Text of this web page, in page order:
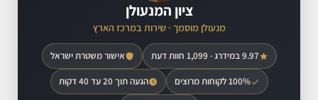
ציון המנעולן
מנעולן מוסמך · שירות במרכז הארץ
9.97 במידרג · 1,099 חוות דעת אישור משטרת ישראל
100% לקוחות מרוצים הגעה תוך 20 עד 40 דקות